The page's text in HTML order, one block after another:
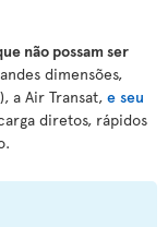
não possam ser
dimensões,
a Air Transat, e seu
diretos, rápidos